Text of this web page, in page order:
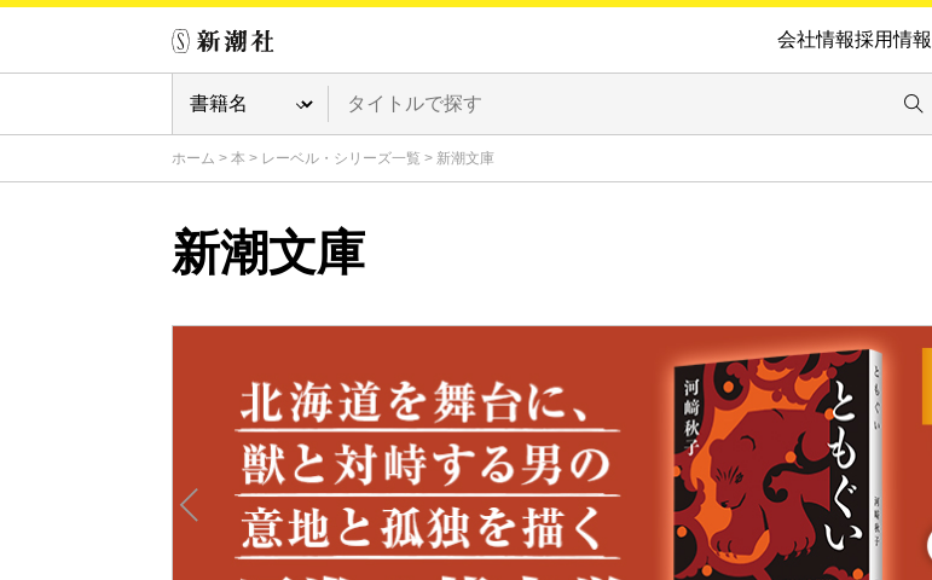
会社情報採用情報
ホーム > 本 > レーベル・シリーズ一覧 > 新潮文庫
新潮文庫